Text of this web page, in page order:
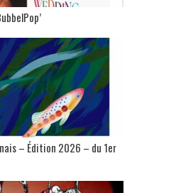
– Édition 2026 – du 1er